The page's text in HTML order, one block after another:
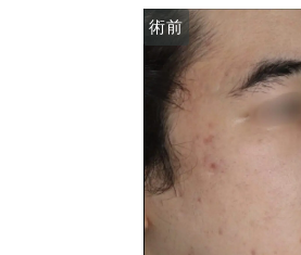
ハンプ削りと
っかりした高
鼻骨幅寄せ骨
た。
鼻柱を下げる
口元の突出感
はありません
いただいた上
案します。
術前 術前